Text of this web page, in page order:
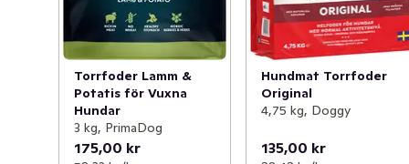
Torrfoder Lamm &
Potatis för Vuxna
Hundar
3 kg, PrimaDog
175,00 kr
Hundmat Torrfoder
Original
4,75 kg, Doggy
135,00 kr